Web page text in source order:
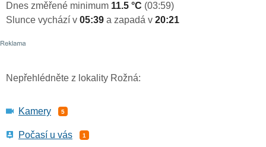
Dnes změřené minimum 11.5 °C (03:59)
Slunce vychází v 05:39 a zapadá v 20:21
Nepřehlédněte z lokality Rožná:
Kamery 5
Počasí u vás 1